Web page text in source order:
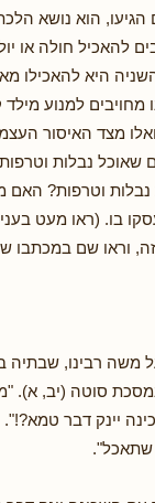
הוא נושא הלכתי
להאכיל חולה או
היא להאכילו
למנוע
מצד האיסור העצמי
נבלות
וטרפות? האם
בו. (ראו מעט
וראו שם במכתבו
משה רבינו, שבתיה
סוטה (יב, א).
יינק דבר
שתאכל".